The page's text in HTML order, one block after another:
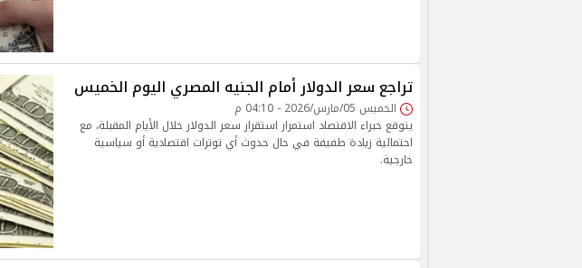
تراجع سعر الدولار أمام الجنيه المصري اليوم الخميس
الخميس 05/مارس/2026 - 04:10 م
يتوقع خبراء الاقتصاد استمرار استقرار سعر الدولار خلال الأيام المقبلة، مع
احتمالية زيادة طفيفة في حال حدوث أي توترات اقتصادية أو سياسية
خارجية.